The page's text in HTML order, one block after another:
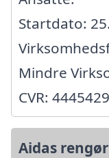
Startdato:
Mindre
CVR:
Aidas